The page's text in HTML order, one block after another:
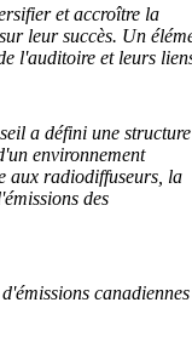
et accroître la
leur succès. Un
l'auditoire et leurs
a défini une structure
environnement
aux radiodiffuseurs, la
des
canadiennes